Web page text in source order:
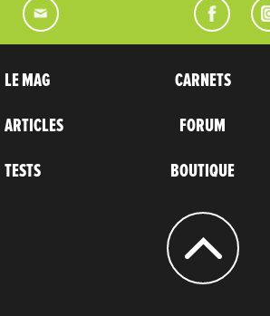
LE MAG
ARTICLES
TESTS
CARNETS
FORUM
BOUTIQUE